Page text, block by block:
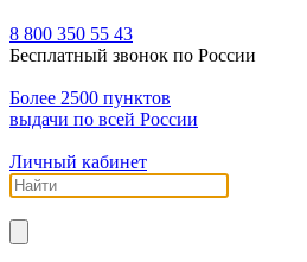
8 800 350 55 43
Бесплатный звонок по России
Более 2500 пунктов
выдачи по всей России
Личный кабинет